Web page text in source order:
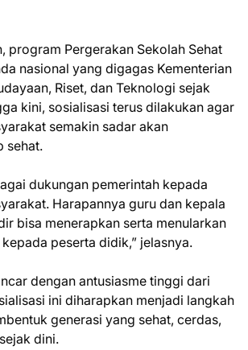
program Pergerakan Sekolah Sehat
nasional yang digagas Kementerian
Riset, dan Teknologi sejak
kini, sosialisasi terus dilakukan agar
semakin sadar akan
sehat.
dukungan pemerintah kepada
Harapannya guru dan kepala
bisa menerapkan serta menularkan
peserta didik,” jelasnya.
dengan antusiasme tinggi dari
ini diharapkan menjadi langkah
generasi yang sehat, cerdas,
dini.